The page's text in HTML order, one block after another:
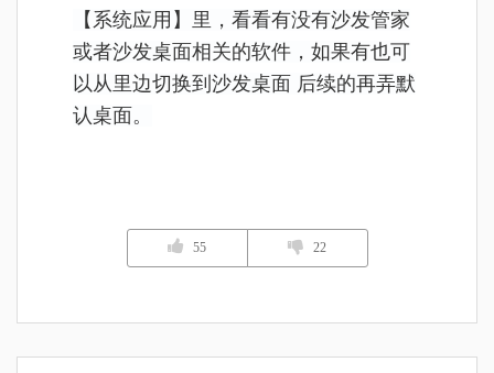
【系统应用】里，看看有没有沙发管家
或者沙发桌面相关的软件，如果有也可
以从里边切换到沙发桌面 后续的再弄默
认桌面。
55 22